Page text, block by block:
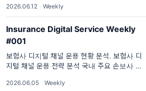
재가 최근 디지털 서비스 구조를 목적 중심으로
재편하는 것으로 보입니다. 기존 ‘삼성화재
APP’이 계약·
2026.06.12 · Weekly
Insurance Digital Service Weekly
#001
보험사 디지털 채널 운용 현황 분석. 보험사 디
지털 채널 운용 전략 분석 국내 주요 손보사 디
입'과 '보상' 그리고 ‘추가 혜택'을 어떻게 활용
2026.06.05 · Weekly